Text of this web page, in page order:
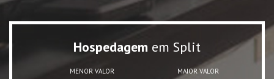
Hospedagem em Split
MENOR VALOR MAIOR VALOR